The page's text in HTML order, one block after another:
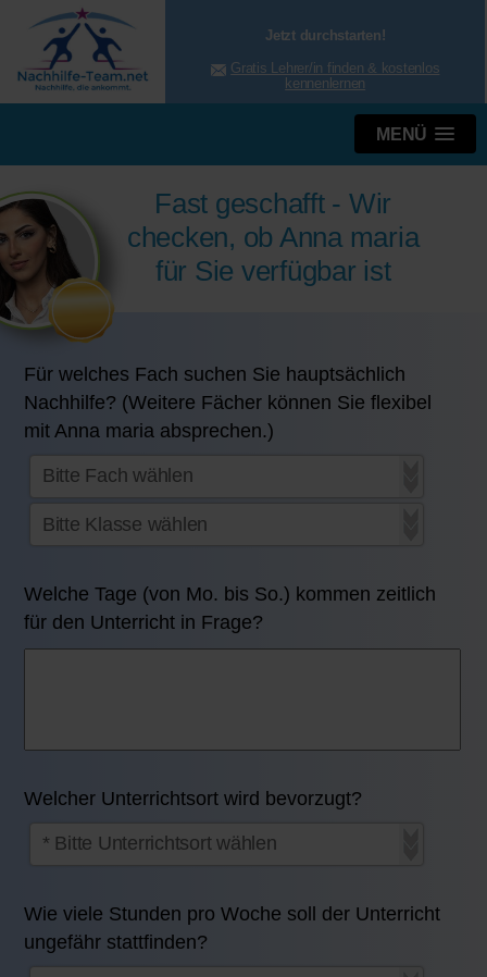
Jetzt durchstarten!
Gratis Lehrer/in finden & kostenlos
kennenlernen
MENÜ
Fast geschafft - Wir
checken, ob Anna maria
für Sie verfügbar ist
Für welches Fach suchen Sie hauptsächlich
Nachhilfe? (Weitere Fächer können Sie flexibel
mit Anna maria absprechen.)
Welche Tage (von Mo. bis So.) kommen zeitlich
für den Unterricht in Frage?
Welcher Unterrichtsort wird bevorzugt?
Wie viele Stunden pro Woche soll der Unterricht
ungefähr stattfinden?